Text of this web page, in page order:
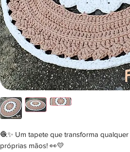
🧶✨ Um tapete que transforma
próprias mãos! 👀💛